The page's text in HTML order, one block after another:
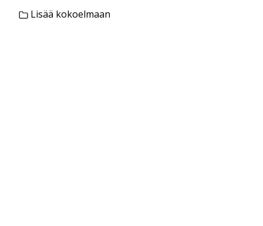
Lisää kokoelmaan